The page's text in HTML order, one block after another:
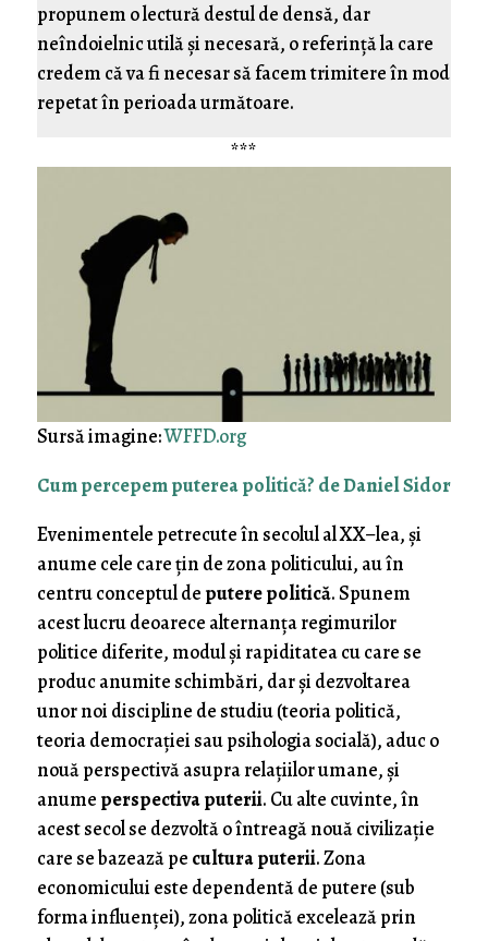
propunem o lectură destul de densă, dar
neîndoielnic utilă şi necesară, o referinţă la care
credem că va fi necesar să facem trimitere în mod
repetat în perioada următoare.
***
Sursă imagine:WFFD.org
Cum percepem puterea politică? de Daniel Sidor
Evenimentele petrecute în secolul al XX–lea, şi
anume cele care ţin de zona politicului, au în
centru conceptul de putere politică. Spunem
acest lucru deoarece alternanţa regimurilor
politice diferite, modul şi rapiditatea cu care se
produc anumite schimbări, dar şi dezvoltarea
unor noi discipline de studiu (teoria politică,
teoria democraţiei sau psihologia socială), aduc o
nouă perspectivă asupra relaţiilor umane, şi
anume perspectiva puterii. Cu alte cuvinte, în
acest secol se dezvoltă o întreagă nouă civilizaţie
care se bazează pe cultura puterii. Zona
economicului este dependentă de putere (sub
forma influenţei), zona politică excelează prin